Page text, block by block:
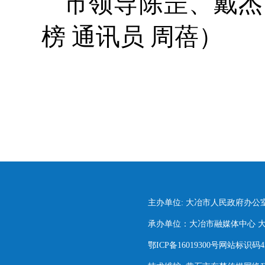
榜 通讯员 周蓓）
主办单位: 大冶市人民政府办公
承办单位：大冶市融媒体中心
鄂ICP备16019300号网站标识码